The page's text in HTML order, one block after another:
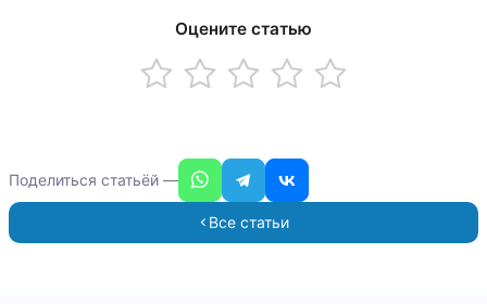
Оценка статьиОцените статью
Все статьи
Поделиться статьёй —